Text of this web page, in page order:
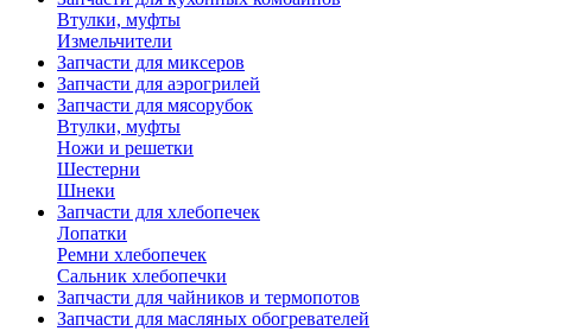
Втулки, муфты
Измельчители
Запчасти для миксеров
Запчасти для аэрогрилей
Запчасти для мясорубок
Втулки, муфты
Ножи и решетки
Шестерни
Шнеки
Запчасти для хлебопечек
Лопатки
Ремни хлебопечек
Сальник хлебопечки
Запчасти для чайников и термопотов
Запчасти для масляных обогревателей